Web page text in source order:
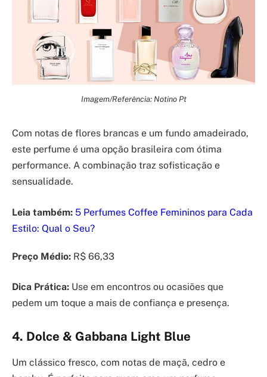
Imagem/Referência: Notino Pt
Com notas de flores brancas e um fundo amadeirado,
este perfume é uma opção brasileira com ótima
performance. A combinação traz sofisticação e
sensualidade.
Leia também: 5 Perfumes Coffee Femininos para Cada
Estilo: Qual o Seu?
Preço Médio: R$ 66,33
Dica Prática: Use em encontros ou ocasiões que
pedem um toque a mais de confiança e presença.
4. Dolce & Gabbana Light Blue
Um clássico fresco, com notas de maçã, cedro e